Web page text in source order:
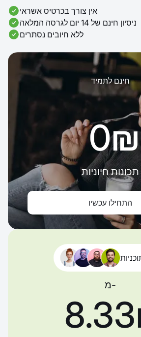
אין צורך בכרטיס אשראי
ניסיון חינם של 14 יום לגרסה המלאה
ללא חיובים נסתרים
חינם לתמיד
‏0 ‏₪
תכונות חיוניות
התחילו עכשיו
מ-